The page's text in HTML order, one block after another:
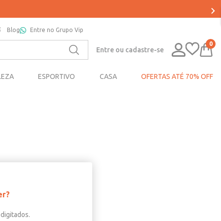
Blog Entre no Grupo Vip
Entre ou cadastre-se
0
ESPORTIVO CASA OFERTAS ATÉ 70% OFF